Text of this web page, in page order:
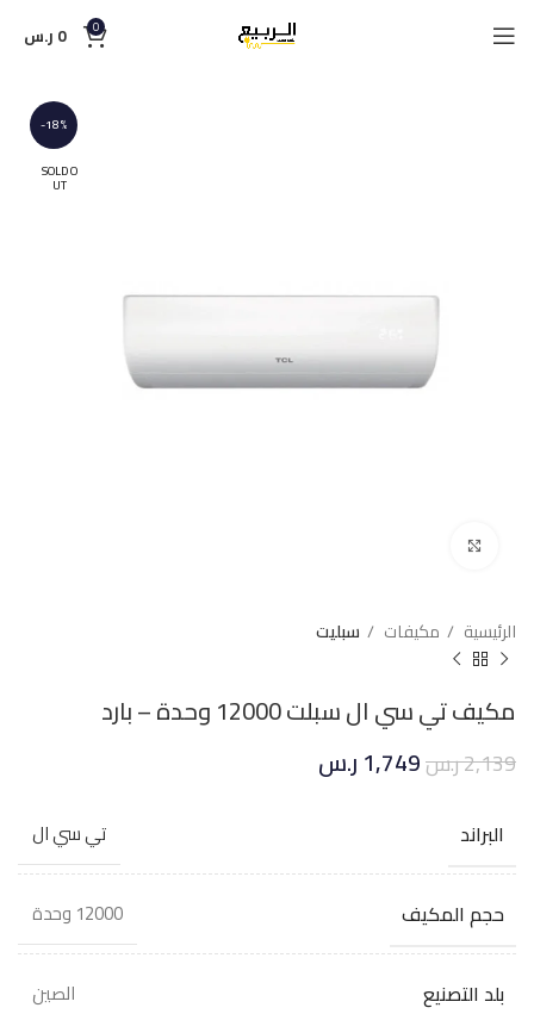
0
0 ر.س
-18%
SOLD O
UT
الرئيسية مكيفات سبليت
مكيف تي سي ال سبلت 12000 وحدة – بارد
2,139ر.س1,749ر.س
البراند تي سي ال
حجم المكيف 12000 وحدة
بلد التصنيع
الصين